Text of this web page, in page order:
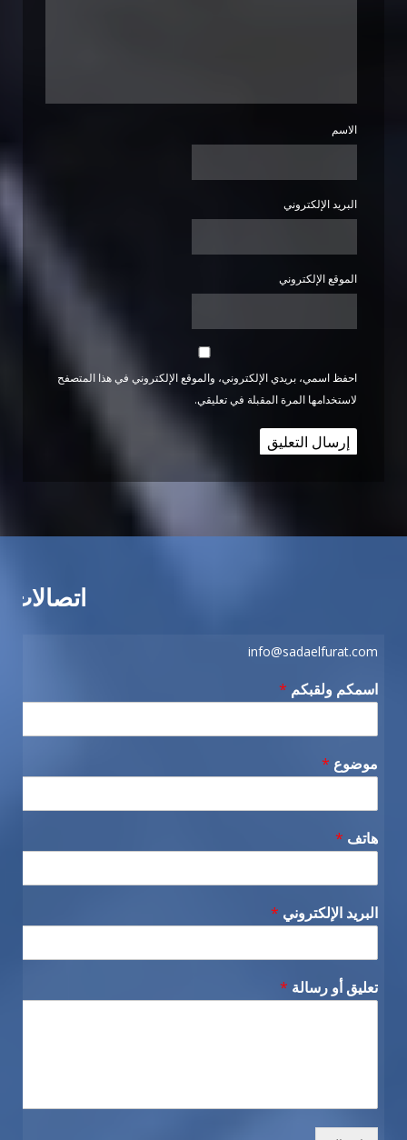
الاسم
البريد الإلكتروني
الموقع الإلكتروني
احفظ اسمي، بريدي الإلكتروني، والموقع الإلكتروني في هذا المتصفح
لاستخدامها المرة المقبلة في تعليقي.
اتصالات
info@sadaelfurat.com
اسمكم ولقبكم *
موضوع *
هاتف *
البريد الإلكتروني *
تعليق أو رسالة *